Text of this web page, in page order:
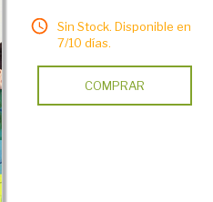
Sin Stock. Disponible en
7/10 días.
COMPRAR